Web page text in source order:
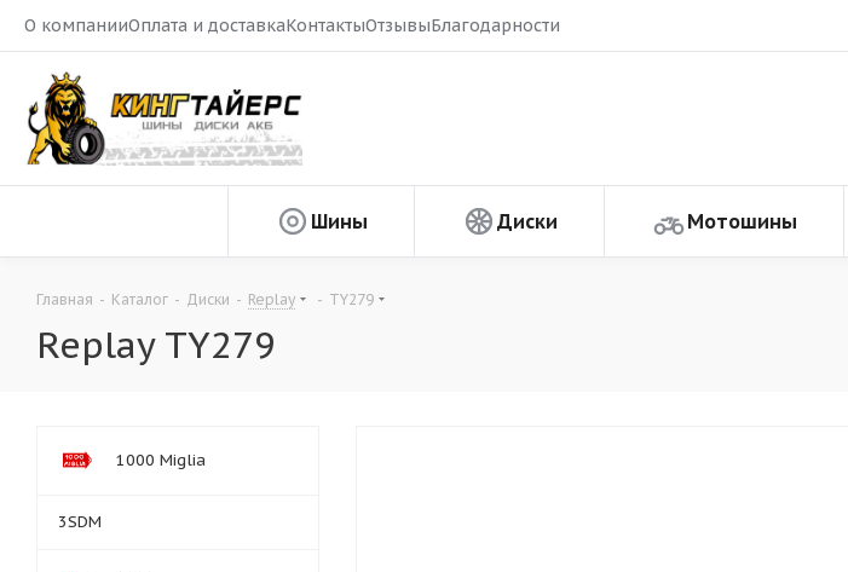
О компанииОплата и доставкаКонтактыОтзывыБлагодарности
Шины Диски Мотошины
Главная - Каталог - Диски - Replay - TY279
Replay TY279
1000 Miglia
3SDM